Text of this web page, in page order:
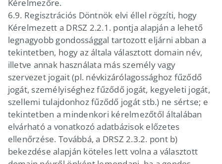
Kérelmezőre.
6.9. Regisztrációs Döntnök elvi éllel rögzíti, hogy
Kérelmezett a DRSZ 2.2.1. pontja alapján a lehető
legnagyobb gondossággal tartozott eljárni abban a
tekintetben, hogy az általa választott domain név,
illetve annak használata más személy vagy
szervezet jogait (pl. névkizárólagossághoz fűződő
jogát, személyiséghez fűződő jogát, kegyeleti jogát,
szellemi tulajdonhoz fűződő jogát stb.) ne sértse; e
tekintetben a mindenkori kérelmezőtől általában
elvárható a vonatkozó adatbázisok előzetes
ellenőrzése. Továbbá, a DRSZ 2.3.2. pont b)
bekezdése alapján köteles lett volna a választott